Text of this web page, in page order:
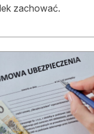
Polskiego”
zachować.